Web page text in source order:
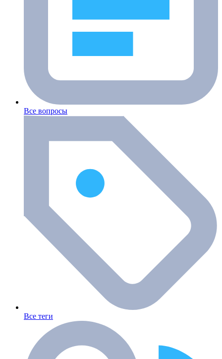
Все вопросы
Все теги